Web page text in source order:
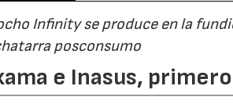
Infinity se produce en la
posconsumo
e Inasus,